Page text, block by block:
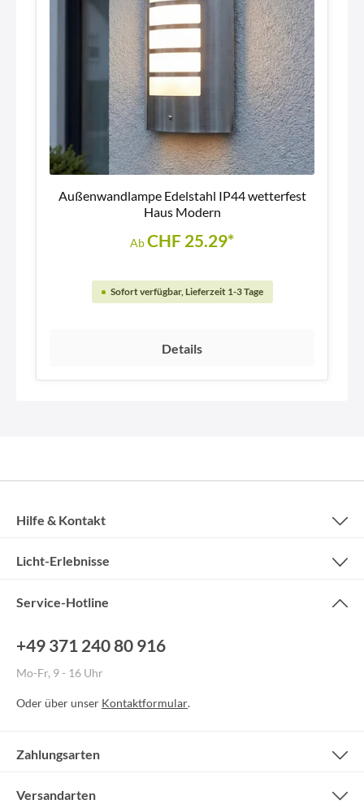
Außenwandlampe Edelstahl IP44 wetterfest
Haus Modern
AbCHF 25.29*
Sofort verfügbar, Lieferzeit 1-3 Tage
Details
Service-Hotline
+49 371 240 80 916
Mo-Fr, 9 - 16 Uhr
Oder über unser Kontaktformular.
Hilfe & Kontakt
Licht-Erlebnisse
Zahlungsarten
Versandarten